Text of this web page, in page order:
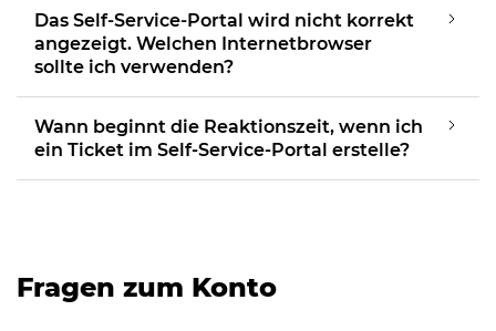
Das Self-Service-Portal wird nicht korrekt
angezeigt. Welchen Internetbrowser
sollte ich verwenden?
Wann beginnt die Reaktionszeit, wenn ich
ein Ticket im Self-Service-Portal erstelle?
Fragen zum Konto